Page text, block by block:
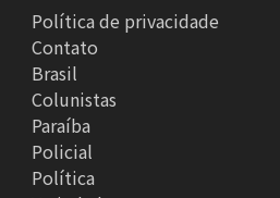
Política de privacidade
Contato
Brasil
Colunistas
Paraíba
Policial
Política